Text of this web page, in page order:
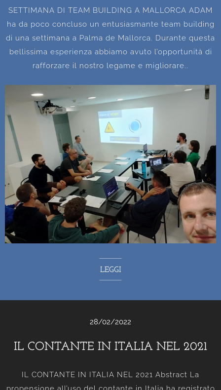
SETTIMANA DI TEAM BUILDING A MALLORCA ADAM
ha da poco concluso un entusiasmante team building
di una settimana a Palma de Mallorca. Durante questa
bellissima esperienza abbiamo avuto l’opportunità di
rafforzare il nostro legame e migliorare..
LEGGI
28/02/2022
IL CONTANTE IN ITALIA NEL 2021
IL CONTANTE IN ITALIA NEL 2021 Abstract La